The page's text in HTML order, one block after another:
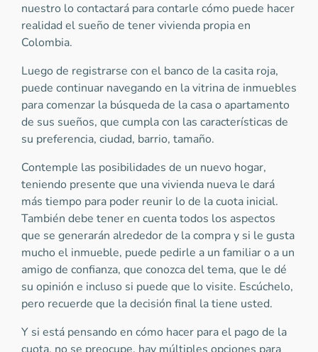
nuestro lo contactará para contarle cómo puede hacer
realidad el sueño de tener vivienda propia en
Colombia.
Luego de registrarse con el banco de la casita roja,
puede continuar navegando en la vitrina de inmuebles
para comenzar la búsqueda de la casa o apartamento
de sus sueños, que cumpla con las características de
su preferencia, ciudad, barrio, tamaño.
Contemple las posibilidades de un nuevo hogar,
teniendo presente que una vivienda nueva le dará
más tiempo para poder reunir lo de la cuota inicial.
También debe tener en cuenta todos los aspectos
que se generarán alrededor de la compra y si le gusta
mucho el inmueble, puede pedirle a un familiar o a un
amigo de confianza, que conozca del tema, que le dé
su opinión e incluso si puede que lo visite. Escúchelo,
pero recuerde que la decisión final la tiene usted.
Y si está pensando en cómo hacer para el pago de la